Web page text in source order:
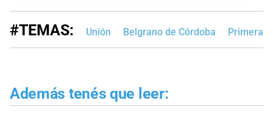
#TEMAS: Unión Belgrano de Córdoba Primera
Además tenés que leer: